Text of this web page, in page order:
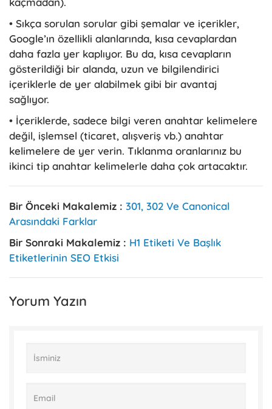
• Sıkça sorulan sorular gibi şemalar ve içerikler,
Google’ın özellikli alanlarında, kısa cevaplardan
daha fazla yer kaplıyor. Bu da, kısa cevapların
gösterildiği bir alanda, uzun ve bilgilendirici
içeriklerle de yer alabilmek gibi bir avantaj
sağlıyor.
• İçeriklerde, sadece bilgi veren anahtar kelimelere
değil, işlemsel (ticaret, alışveriş vb.) anahtar
kelimelere de yer verin. Tıklanma oranlarınız bu
ikinci tip anahtar kelimelerle daha çok artacaktır.
Bir Önceki Makalemiz : 301, 302 Ve Canonical
Arasındaki Farklar
Bir Sonraki Makalemiz : H1 Etiketi Ve Başlık
Etiketlerinin SEO Etkisi
Yorum Yazın